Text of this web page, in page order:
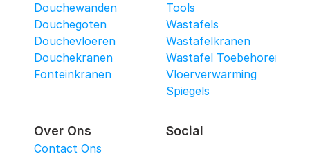
Douchewanden
Douchegoten
Douchevloeren
Douchekranen
Fonteinkranen
Tools
Wastafels
Wastafelkranen
Wastafel Toebehoren
Vloerverwarming
Spiegels
Over Ons
Contact Ons
Social